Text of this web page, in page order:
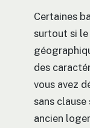
Certaines
surtout si le
des
vous avez
sans
ancien